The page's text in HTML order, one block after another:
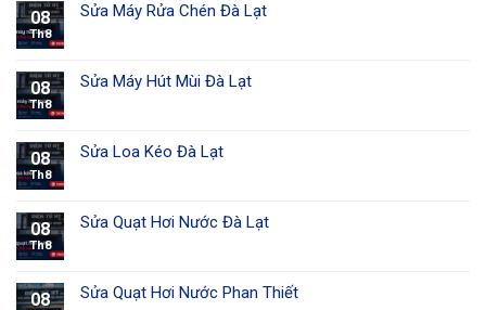
08
Th8
Sửa Máy Rửa Chén Đà Lạt
08
Th8
Sửa Máy Hút Mùi Đà Lạt
08
Th8
Sửa Loa Kéo Đà Lạt
08
Th8
Sửa Quạt Hơi Nước Đà Lạt
08 Sửa Quạt Hơi Nước Phan Thiết